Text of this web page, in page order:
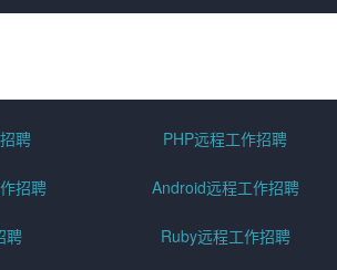
聘 PHP远程工作招聘
招聘 Android远程工作招聘
聘 Ruby远程工作招聘